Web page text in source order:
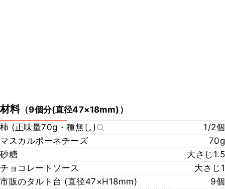
材料（9個分(直径47×18mm) ）
柿 (正味量70g・種無し)
1/2個
マスカルポーネチーズ
70g
砂糖
大さじ1.5
チョコレートソース
大さじ1
市販のタルト台 (直径47×H18mm)
9個